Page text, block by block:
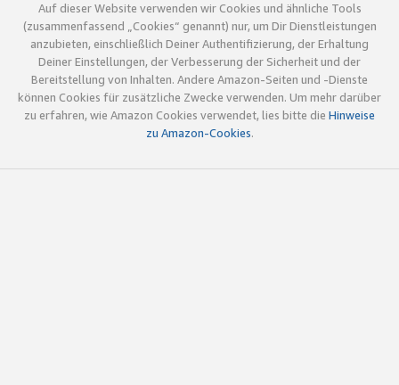
Auf dieser Website verwenden wir Cookies und ähnliche Tools
(zusammenfassend „Cookies“ genannt) nur, um Dir Dienstleistungen
anzubieten, einschließlich Deiner Authentifizierung, der Erhaltung
Deiner Einstellungen, der Verbesserung der Sicherheit und der
Bereitstellung von Inhalten. Andere Amazon-Seiten und -Dienste
können Cookies für zusätzliche Zwecke verwenden. Um mehr darüber
zu erfahren, wie Amazon Cookies verwendet, lies bitte die Hinweise
zu Amazon-Cookies.